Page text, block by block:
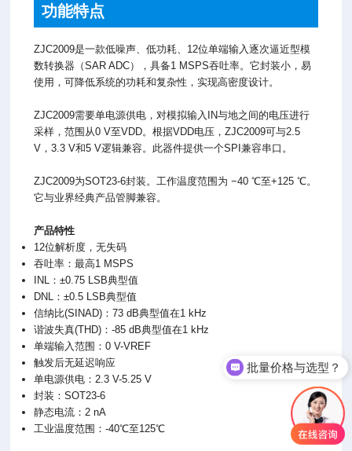
功能特点
ZJC2009是一款低噪声、低功耗、12位单端输入逐次逼近型模
数转换器（SAR ADC），具备1 MSPS吞吐率。它封装小，易
使用，可降低系统的功耗和复杂性，实现高密度设计。
ZJC2009需要单电源供电，对模拟输入IN与地之间的电压进行
采样，范围从0 V至VDD。根据VDD电压，ZJC2009可与2.5
V，3.3 V和5 V逻辑兼容。此器件提供一个SPI兼容串口。
ZJC2009为SOT23-6封装。工作温度范围为 −40 ℃至+125 ℃。
它与业界经典产品管脚兼容。
产品特性
12位解析度，无失码
吞吐率：最高1 MSPS
INL：±0.75 LSB典型值
DNL：±0.5 LSB典型值
信纳比(SINAD)：73 dB典型值在1 kHz
谐波失真(THD)：-85 dB典型值在1 kHz
单端输入范围：0 V-VREF
触发后无延迟响应
单电源供电：2.3 V-5.25 V
封装：SOT23-6
静态电流：2 nA
工业温度范围：-40℃至125℃
批量价格与选型？